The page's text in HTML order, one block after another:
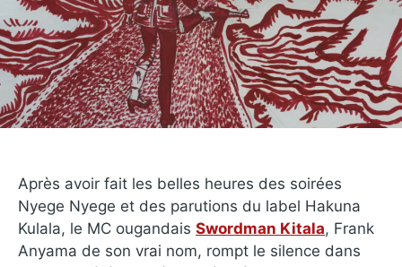
Après avoir fait les belles heures des soirées
Nyege Nyege et des parutions du label Hakuna
Kulala, le MC ougandais Swordman Kitala, Frank
Anyama de son vrai nom, rompt le silence dans